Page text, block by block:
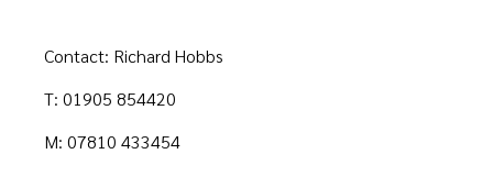
Contact: Richard Hobbs
T: 01905 854420
M: 07810 433454